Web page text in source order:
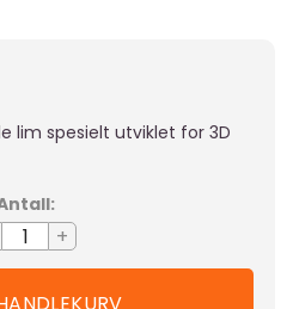
lim spesielt utviklet for 3D
+